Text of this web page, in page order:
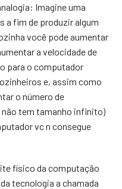
Imagine uma
a fim de produzir algum
você pode aumentar
a velocidade de
para o computador
e, assim como
o número de
tem tamanho infinito)
vc n consegue
físico da computação
tecnologia a chamada